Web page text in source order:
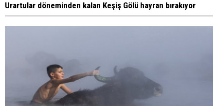
Urartular döneminden kalan Keşiş Gölü hayran bırakıyor